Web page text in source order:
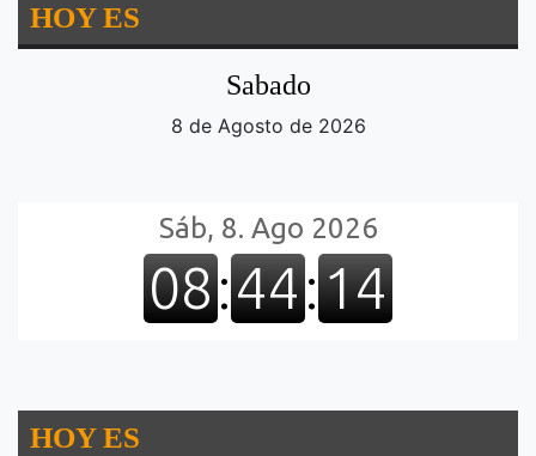
HOY ES
Sabado
8 de Agosto de 2026
HOY ES